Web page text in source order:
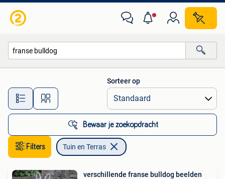
Alle afstanden…
Sorteer op
Bewaar je zoekopdracht
Filters Tuin en Terras
verschillende franse bulldog beelden